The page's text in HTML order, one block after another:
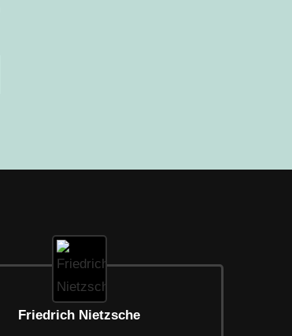
Friedrich Nietzsche